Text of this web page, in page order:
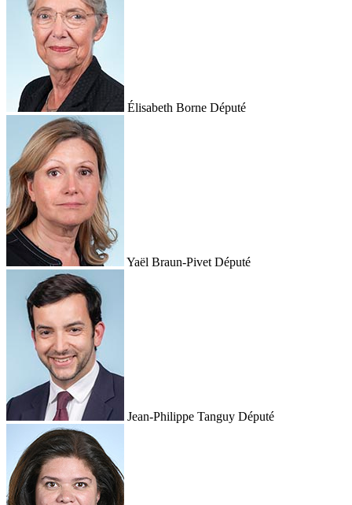
Élisabeth Borne Député
Yaël Braun-Pivet Député
Jean-Philippe Tanguy Député